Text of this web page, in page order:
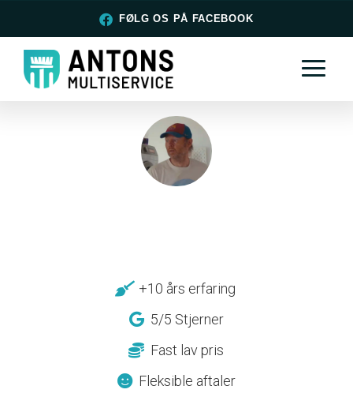
FØLG OS PÅ FACEBOOK
+10 års erfaring
5/5 Stjerner
Fast lav pris
Fleksible aftaler